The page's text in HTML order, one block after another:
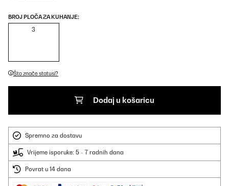
BROJ PLOČA ZA KUHANJE:
3
Što znače statusi?
Dodaj u košaricu
Spremno za dostavu
Vrijeme isporuke: 5 - 7 radnih dana
Povrat u 14 dana